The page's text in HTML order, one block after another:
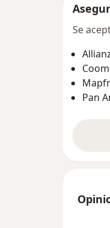
Se
Pan